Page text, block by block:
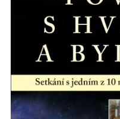
Jak být šťastnější